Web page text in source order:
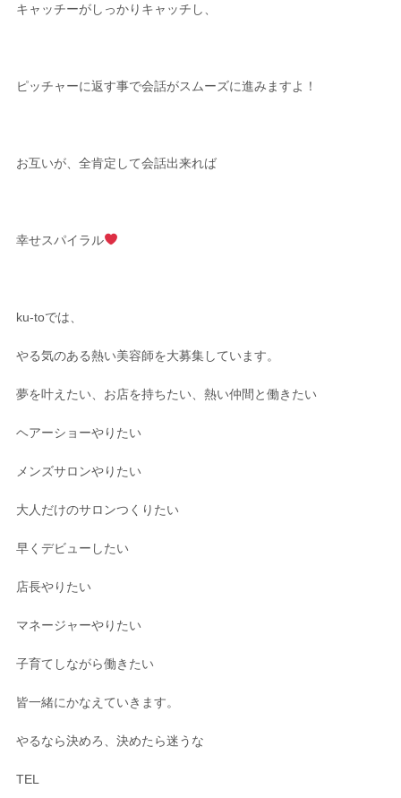
キャッチーがしっかりキャッチし、
ピッチャーに返す事で会話がスムーズに進みますよ！
お互いが、全肯定して会話出来れば
幸せスパイラル
ku-toでは、
やる気のある熱い美容師を大募集しています。
夢を叶えたい、お店を持ちたい、熱い仲間と働きたい
ヘアーショーやりたい
メンズサロンやりたい
大人だけのサロンつくりたい
早くデビューしたい
店長やりたい
マネージャーやりたい
子育てしながら働きたい
皆一緒にかなえていきます。
やるなら決めろ、決めたら迷うな
TEL